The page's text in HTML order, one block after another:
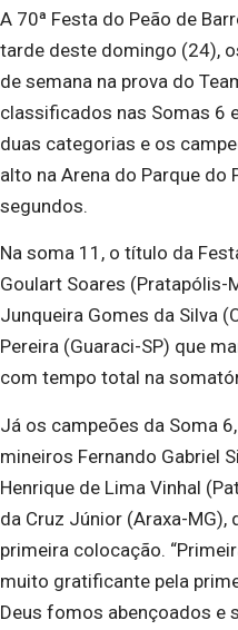
A 70ª Festa do Peão de
tarde deste domingo (24),
de semana na prova do
classificados nas Somas 6
duas categorias e os
alto na Arena do Parque do
segundos.
Na soma 11, o título da
Goulart Soares (Pratapólis-
Junqueira Gomes da Silva
Pereira (Guaraci-SP) que
com tempo total na
Já os campeões da Soma
mineiros Fernando Gabriel
Henrique de Lima Vinhal
da Cruz Júnior (Araxa-MG),
primeira colocação.
muito gratificante pela
Deus fomos abençoados e